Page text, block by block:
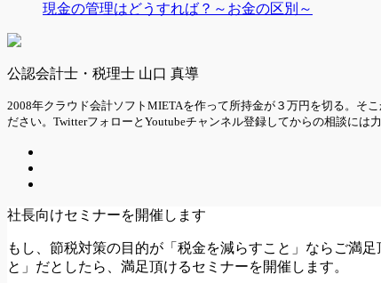
現金の管理はどうすれば？～お金の区別～
公認会計士・税理士 山口 真導
2008年クラウド会計ソフトMIETAを作って所持金が３万円を切る。そ
ださい。TwitterフォローとYoutubeチャンネル登録してからの相談には
社長向けセミナーを開催します
もし、節税対策の目的が「税金を減らすこと」ならご満
と」だとしたら、満足頂けるセミナーを開催します。